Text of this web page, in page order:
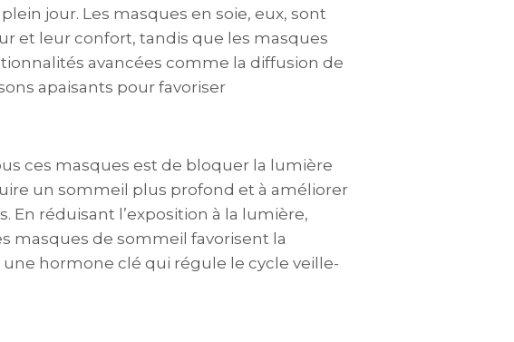
jour. Les masques en soie, eux, sont
et leur confort, tandis que les masques
avancées comme la diffusion de
apaisants pour favoriser
ces masques est de bloquer la lumière
un sommeil plus profond et à améliorer
En réduisant l’exposition à la lumière,
masques de sommeil favorisent la
hormone clé qui régule le cycle veille-